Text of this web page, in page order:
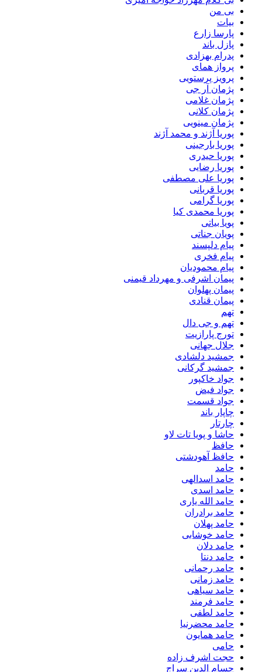
بی من
بیات
پارسا زارع
پازل باند
پدرام بهزادی
پرواز همای
پرویز پرستویی
پژمان آر جی
پژمان غلامی
پژمان کلانی
پژمان مینویی
پوریا آژند و محمد آژند
پوریا بارجینی
پوریا حیدری
پوریا رضایی
پوریا علی مصطفی
پوریا قربانی
پوریا گرامی
پوریا محمدی کیا
پویا بیاتی
پویان جناتی
پیام دلپسند
پیام فخری
پیام محمودیان
پیمان اشرفی و مهرداد قیمنی
پیمان پهلوان
پیمان قنادی
تهم
تهم و جی دال
تورج پارازیت
جلال جهانی
جمشید دلشادی
جمشید گرکانی
جواد خاکپور
جواد فیض
جواد قسمت
چاپار باند
چارتار
حاشا و پویا تات لاو
حافظ
حافظ آهودشتی
حامد
حامد اسدالهی
حامد اسدی
حامد الله یاری
حامد برادران
حامد پهلان
حامد خوشابی
حامد دلان
حامد دنتا
حامد رحمانی
حامد زمانی
حامد سیاهی
حامد فرمند
حامد لطفی
حامد محضرنیا
حامد همایون
حامی
حجت اشرف زاده
حسام الدین سراج